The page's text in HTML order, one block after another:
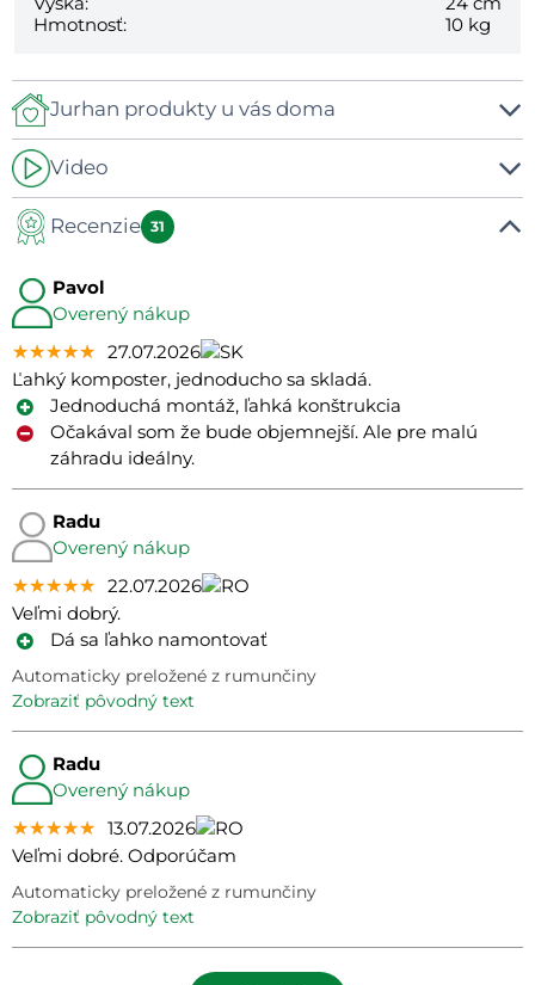
Hmotnosť:
10 kg
Jurhan produkty u vás doma
Video
- Recenzie 31
Pavol
Overený nákup
★★★★★
★★★★★
★★★★★ 27.07.2026
Ľahký komposter, jednoducho sa skladá.
Jednoduchá montáž, ľahká konštrukcia
Očakával som že bude objemnejší. Ale pre malú
záhradu ideálny.
Radu
Overený nákup
★★★★★
★★★★★
★★★★★ 22.07.2026
Veľmi dobrý.
Dá sa ľahko namontovať
Automaticky preložené z rumunčiny
zobraziť pôvodný text
Radu
Overený nákup
★★★★★
★★★★★
★★★★★ 13.07.2026
Veľmi dobré. Odporúčam
Automaticky preložené z rumunčiny
zobraziť pôvodný text